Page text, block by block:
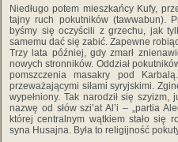
Niedługo potem mieszkańcy Kufy,
tajny ruch pokutników (tawwabun).
byśmy się oczyścili z grzechu, jak
samemu dać się zabić. Zapewne
Trzy lata później, gdy zmarł
nowych stronników. Oddział
pomszczenia masakry pod
przeważającymi siłami syryjskimi.
wypełniony. Tak narodził się
nazwę od słów szi’at Al’i – „partia
której centralnym wątkiem stało się
syna Husajna. Była to religijność